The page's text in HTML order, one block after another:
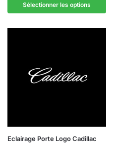
Sélectionner les options
Eclairage Porte Logo Cadillac